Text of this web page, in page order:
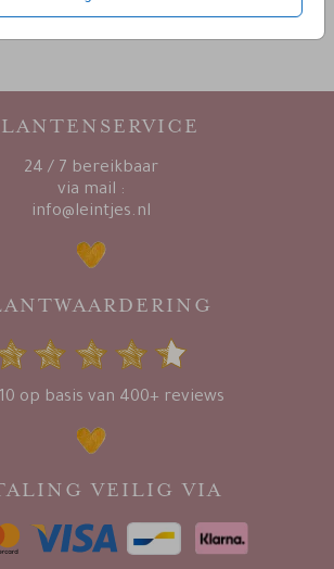
24 / 7 bereikbaar
via mail :
info@leintjes.nl
op basis van 400+ reviews
VEILIG VIA